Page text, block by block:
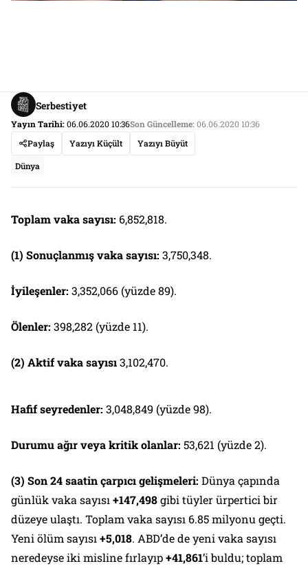
Serbestiyet
Yayın Tarihi:06.06.2020 10:36Son Güncelleme:06.06.2020 10:36
Paylaş
Yazıyı Küçült Yazıyı Büyüt
Dünya
Toplam vaka sayısı: 6,852,818.
(1) Sonuçlanmış vaka sayısı: 3,750,348.
İyileşenler: 3,352,066 (yüzde 89).
Ölenler: 398,282 (yüzde 11).
(2) Aktif vaka sayısı3,102,470.
Hafif seyredenler: 3,048,849 (yüzde 98).
Durumu ağır veya kritik olanlar: 53,621 (yüzde 2).
(3) Son 24 saatin çarpıcı gelişmeleri: Dünya çapında
günlük vaka sayısı+147,498gibi tüyler ürpertici bir
düzeye ulaştı. Toplam vaka sayısı 6.85 milyonu geçti.
Yeni ölüm sayısı+5,018. ABD’de de yeni vaka sayısı
neredeyse iki misline fırlayıp+41,861’i buldu; toplam